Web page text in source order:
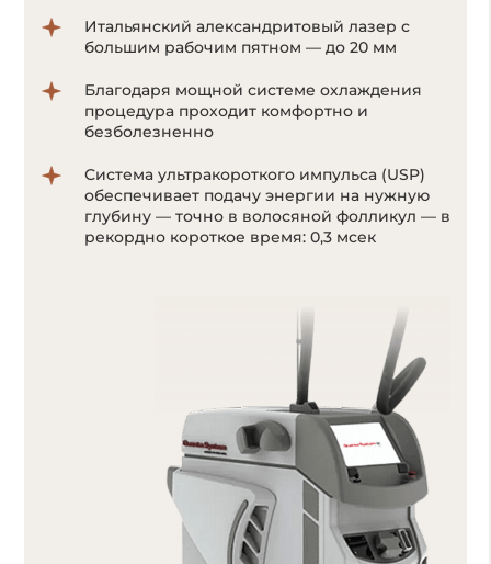
Отсутствие болевых ощущений за счет
мощной системы охлаждения Zimmer;
Система ультракороткого импульса
позволяет воздействовать на волоски даже
с минимальным количеством пигмента